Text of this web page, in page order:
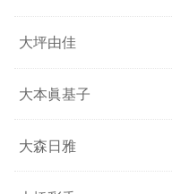
大坪由佳
大本眞基子
大森日雅